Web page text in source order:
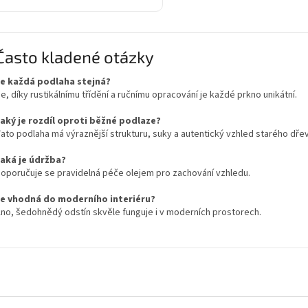
kladené otázky
každá podlaha stejná?
díky rustikálnímu třídění a ručnímu opracování je každé prkno unikátní.
je rozdíl oproti běžné podlaze?
podlaha má výraznější strukturu, suky a autentický vzhled starého
je údržba?
se pravidelná péče olejem pro zachování vzhledu.
vhodná do moderního interiéru?
šedohnědý odstín skvěle funguje i v moderních prostorech.